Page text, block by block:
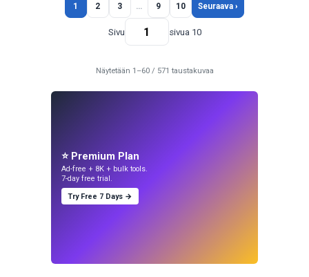
1 2 3 … 9 10 Seuraava ›
Sivu sivua 10
Näytetään 1–60 / 571 taustakuvaa
⭐ Premium Plan
Ad-free + 8K + bulk tools.
7-day free trial.
Try Free 7 Days →